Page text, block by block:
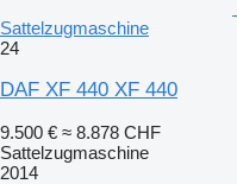
Sattelzugmaschine
24
DAF XF 440 XF 440
9.500 € ≈ 8.878 CHF
Sattelzugmaschine
2014